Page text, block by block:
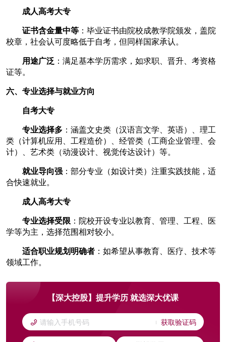
成人高考大专
证书含金量中等 ：毕业证书由院校成教学院颁发，盖院
校章，社会认可度略低于自考，但同样国家承认。
用途广泛 ：满足基本学历需求，如求职、晋升、考资格
证等。
六、专业选择与就业方向
自考大专
专业选择多 ：涵盖文史类（汉语言文学、英语）、理工
类（计算机应用、工程造价）、经管类（工商企业管理、会
计）、艺术类（动漫设计、视觉传达设计）等。
就业导向强 ：部分专业（如设计类）注重实践技能，适
合快速就业。
成人高考大专
专业选择受限 ：院校开设专业以教育、管理、工程、医
学等为主，选择范围相对较小。
适合职业规划明确者 ：如希望从事教育、医疗、技术等
领域工作。
【深大控股】提升学历 就选深大优课
获取验证码